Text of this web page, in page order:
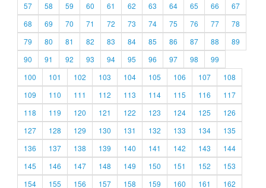
57
58 59 60 61 62 63 64 65 66
67
68
69 70 71 72 73 74 75 76 77
78
79
80 81 82 83 84 85 86 87 88
89
90
91 92 93 94 95 96 97 98
99
100
101 102 103 104 105 106 107
108
109
110 111 112 113 114 115 116
117
118
119 120 121 122 123 124 125
126
127
128 129 130 131 132 133 134
135
136
137 138 139 140 141 142 143
144
145
146 147 148 149 150 151 152
153
154
155 156 157 158 159 160 161
162